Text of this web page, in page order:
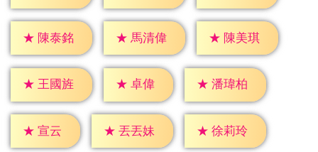
★ 陳泰銘 ★ 馬清偉 ★ 陳美琪
★ 王國旌 ★ 卓偉 ★ 潘瑋柏
★ 宣云 ★ 丟丟妹 ★ 徐莉玲